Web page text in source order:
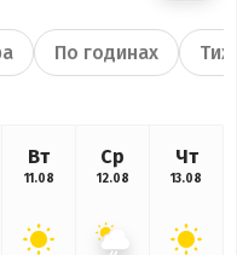
По годинах
Вт
11.08
Ср
12.08
Чт
13.08